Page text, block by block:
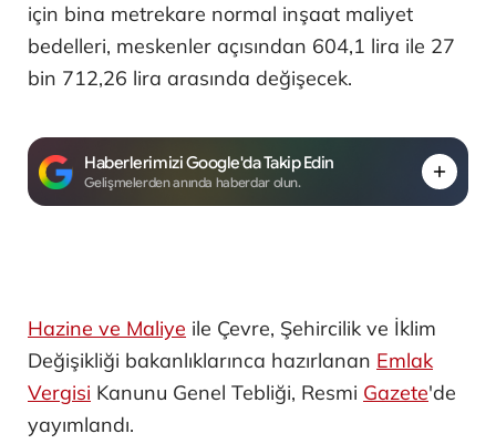
için bina metrekare normal inşaat maliyet
bedelleri, meskenler açısından 604,1 lira ile 27
bin 712,26 lira arasında değişecek.
Haberlerimizi Google'da Takip Edin
Gelişmelerden anında haberdar olun.
Hazine ve Maliye ile Çevre, Şehircilik ve İklim
Değişikliği bakanlıklarınca hazırlanan Emlak
Vergisi Kanunu Genel Tebliği, Resmi Gazete'de
yayımlandı.